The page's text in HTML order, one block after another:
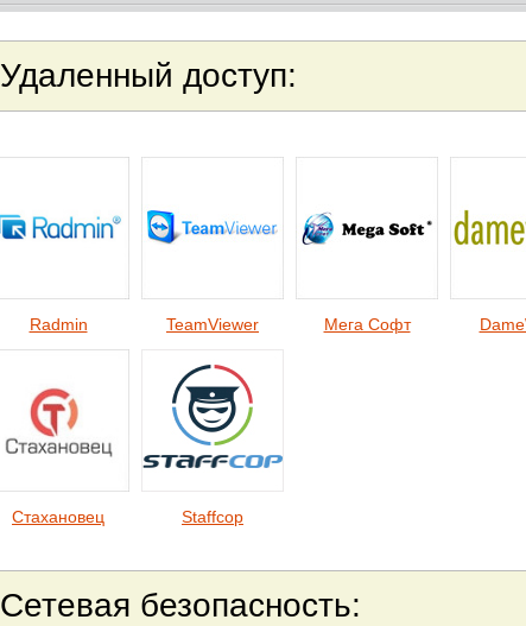
Удаленный доступ:
Radmin TeamViewer Мега Софт
Стахановец Staffcop
Сетевая безопасность: